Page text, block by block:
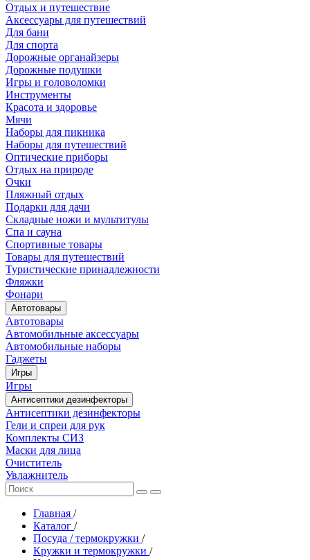
Отдых и путешествие
Аксессуары для путешествий
Для бани
Для спорта
Дорожные органайзеры
Дорожные подушки
Игры и головоломки
Инструменты
Красота и здоровье
Мячи
Наборы для пикника
Наборы для путешествий
Оптические приборы
Отдых на природе
Очки
Пляжный отдых
Подарки для дачи
Складные ножи и мультитулы
Спа и сауна
Спортивные товары
Товары для путешествий
Туристические принадлежности
Фляжки
Фонари
Автотовары
Автотовары
Автомобильные аксессуары
Автомобильные наборы
Гаджеты
Игры
Игры
Антисептики дезинфекторы
Антисептики дезинфекторы
Гели и спреи для рук
Комплекты СИЗ
Маски для лица
Очиститель
Увлажнитель
Главная /
Каталог /
Посуда / термокружки /
Кружки и термокружки /